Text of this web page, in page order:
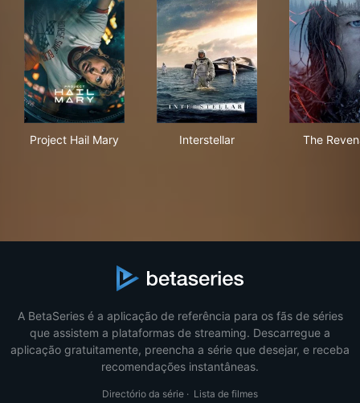
Project Hail Mary Interstellar The
A BetaSeries é a aplicação de referência para os fãs de séries
que assistem a plataformas de streaming. Descarregue a
aplicação gratuitamente, preencha a série que desejar, e receba
recomendações instantâneas.
Directório da série · Lista de filmes